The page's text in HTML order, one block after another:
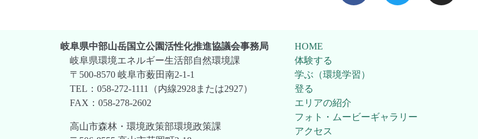
岐阜県中部山岳国立公園活性化推進協議会事務局
岐阜県環境エネルギー生活部自然環境課
〒500-8570 岐阜市薮田南2-1-1
TEL：058-272-1111（内線2928または2927）
FAX：058-278-2602
高山市森林・環境政策部環境政策課
HOME
体験する
学ぶ（環境学習）
登る
エリアの紹介
フォト・ムービーギャラリー
アクセス